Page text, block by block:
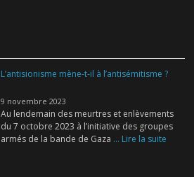
L’antisionisme mène-t-il à l’antisémitisme ?
9 novembre 2023
Au lendemain des meurtres et enlèvements
du 7 octobre 2023 à l’initiative des groupes
armés de la bande de Gaza ... Lire la suite